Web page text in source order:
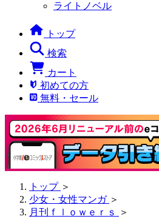
ライトノベル
トップ
検索
カート
初めての方
無料・セール
トップ ＞
少女・女性マンガ ＞
月刊ｆｌｏｗｅｒｓ
＞